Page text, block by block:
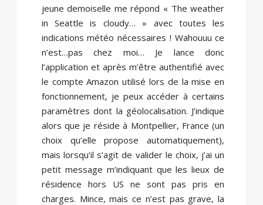
jeune demoiselle me répond « The weather
in Seattle is cloudy… » avec toutes les
indications météo nécessaires ! Wahouuu ce
n’est…pas chez moi… Je lance donc
l’application et après m’être authentifié avec
le compte Amazon utilisé lors de la mise en
fonctionnement, je peux accéder à certains
paramètres dont la géolocalisation. J’indique
alors que je réside à Montpellier, France (un
choix qu’elle propose automatiquement),
mais lorsqu’il s’agit de valider le choix, j’ai un
petit message m’indiquant que les lieux de
résidence hors US ne sont pas pris en
charges. Mince, mais ce n’est pas grave, la